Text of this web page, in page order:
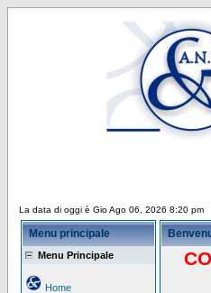
La data di oggi è Gio Ago 06, 2026 8:20 pm
Menu principale
Menu Principale
Home